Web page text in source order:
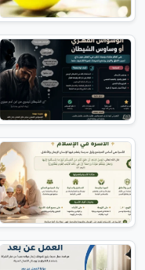
المقالات العامة
مقالات علمية
نصائح وثقافة